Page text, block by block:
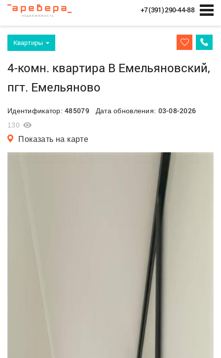
+7 (391) 290-44-88
Квартиры
4-комн. квартира В Емельяновский,
пгт. Емельяново
Идентификатор:485079Дата обновления: 03-08-2026
130
Показать на карте